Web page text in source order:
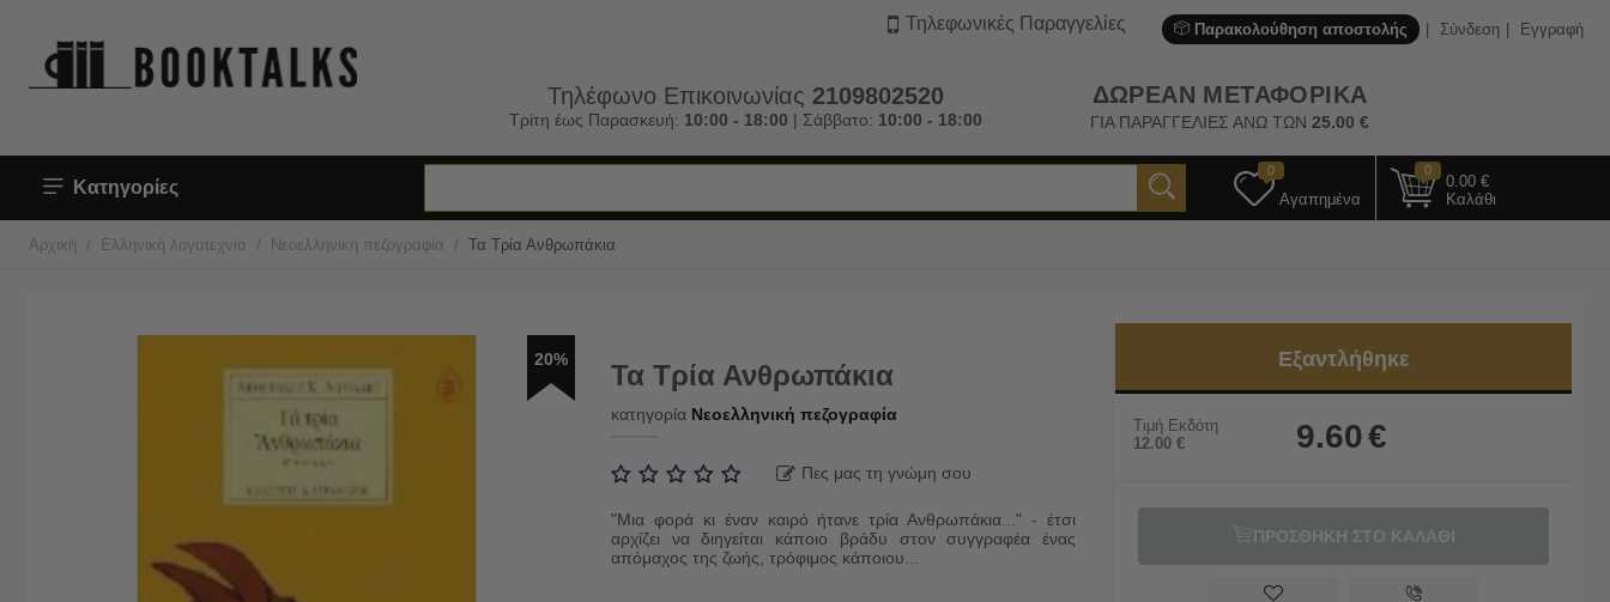
Παρακολούθηση αποστολής Σύνδεση Εγγραφή
Τηλεφωνικές Παραγγελίες
Τηλέφωνο Επικοινωνίας 2109802520
Τρίτη έως Παρασκευή: 10:00 - 18:00 | Σάββατο: 10:00 - 18:00
ΔΩΡΕΑΝ ΜΕΤΑΦΟΡΙΚΑ
ΓΙΑ ΠΑΡΑΓΓΕΛΙΕΣ ΑΝΩ ΤΩΝ25.00 €
Κατηγορίες
0
Αγαπημένα
0
0.00 €
Καλάθι
Αρχική / Ελληνική λογοτεχνία / Νεοελληνική πεζογραφία / Τα Τρία Ανθρωπάκια
20% Τα Τρία Ανθρωπάκια
κατηγορία Νεοελληνική πεζογραφία
Πες μας τη γνώμη σου
"Μια φορά κι έναν καιρό ήτανε τρία Ανθρωπάκια..." - έτσι
αρχίζει να διηγείται κάποιο βράδυ στον συγγραφέα ένας
απόμαχος της ζωής, τρόφιμος κάποιου...
Εξαντλήθηκε
Τιμή Εκδότη
12.00 € 9.60€
ΠΡΟΣΘΗΚΗ ΣΤΟ ΚΑΛΑΘΙ